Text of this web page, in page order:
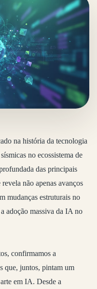
na história da tecnologia
no ecossistema de
das principais
não apenas avanços
mudanças estruturais no
adoção massiva da IA no
confirmamos a
que, juntos, pintam um
em IA. Desde a